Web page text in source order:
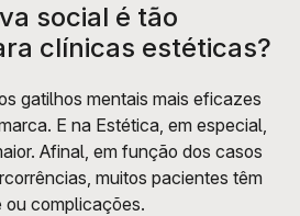
social é tão
clínicas estéticas?
gatilhos mentais mais eficazes
E na Estética, em especial,
Afinal, em função dos casos
muitos pacientes têm
ou complicações.